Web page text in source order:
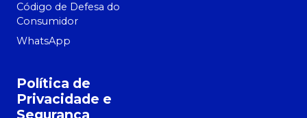
Código de Defesa do
Consumidor
WhatsApp
Política de
Privacidade e